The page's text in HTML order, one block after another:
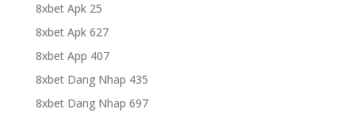
8xbet Apk 25
8xbet Apk 627
8xbet App 407
8xbet Dang Nhap 435
8xbet Dang Nhap 697